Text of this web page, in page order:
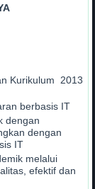
Kurikulum 2013
berbasis IT
dengan
dengan
IT
melalui
efektif dan